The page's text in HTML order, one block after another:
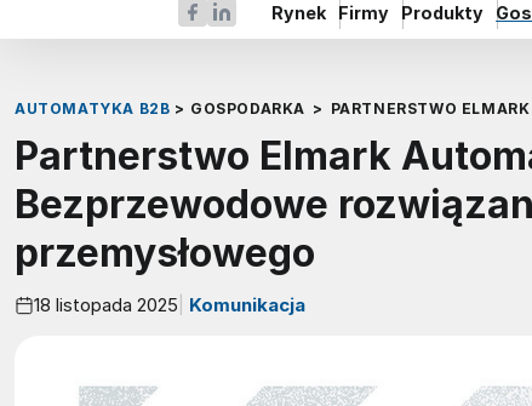
Rynek Firmy Produkty
AUTOMATYKA B2B > GOSPODARKA > PARTNERSTWO
Partnerstwo Elmark
Bezprzewodowe
przemysłowego
18 listopada 2025 Komunikacja